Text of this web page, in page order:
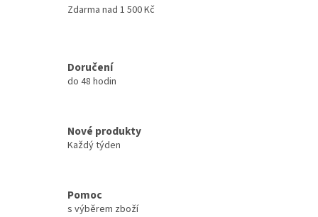
Zdarma nad 1 500 Kč
Doručení
do 48 hodin
Nové produkty
Každý týden
Pomoc
s výběrem zboží